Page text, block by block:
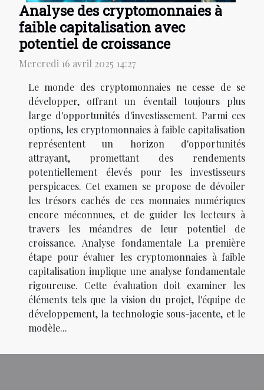
Analyse des cryptomonnaies à
faible capitalisation avec
potentiel de croissance
Mercredi 16 avril 2025 14:27
Le monde des cryptomonnaies ne cesse de se
développer, offrant un éventail toujours plus
large d'opportunités d'investissement. Parmi ces
options, les cryptomonnaies à faible capitalisation
représentent un horizon d'opportunités
attrayant, promettant des rendements
potentiellement élevés pour les investisseurs
perspicaces. Cet examen se propose de dévoiler
les trésors cachés de ces monnaies numériques
encore méconnues, et de guider les lecteurs à
travers les méandres de leur potentiel de
croissance. Analyse fondamentale La première
étape pour évaluer les cryptomonnaies à faible
capitalisation implique une analyse fondamentale
rigoureuse. Cette évaluation doit examiner les
éléments tels que la vision du projet, l'équipe de
développement, la technologie sous-jacente, et le
modèle...